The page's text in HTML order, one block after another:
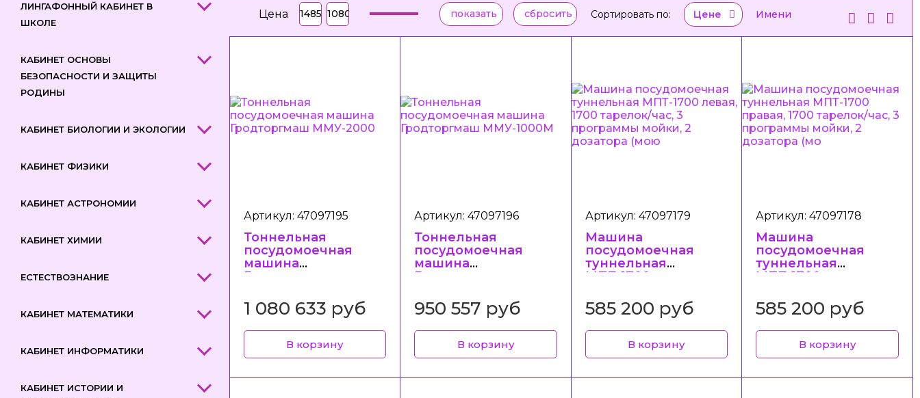
ЛИНГАФОННЫЙ КАБИНЕТ В
ШКОЛЕ
КАБИНЕТ ОСНОВЫ
БЕЗОПАСНОСТИ И ЗАЩИТЫ
РОДИНЫ
КАБИНЕТ БИОЛОГИИ И ЭКОЛОГИИ
КАБИНЕТ ФИЗИКИ
КАБИНЕТ АСТРОНОМИИ
КАБИНЕТ ХИМИИ
ЕСТЕСТВОЗНАНИЕ
КАБИНЕТ МАТЕМАТИКИ
КАБИНЕТ ИНФОРМАТИКИ
КАБИНЕТ ИСТОРИИ И
Цена Сортировать по: Цене Имени
Артикул: 47097195
Тоннельная
посудомоечная
машина
Гродторгмаш
1 080 633 руб
В корзину
Артикул: 47097196
Тоннельная
посудомоечная
машина
Гродторгмаш
950 557 руб
В корзину
Артикул: 47097179
Машина
посудомоечная
туннельная
МПТ-1700 левая,
программы мойки,
2 дозатора (мою
585 200 руб
В корзину
Артикул: 47097178
Машина
посудомоечная
туннельная
МПТ-1700 правая,
программы мойки,
2 дозатора (мо
585 200 руб
В корзину